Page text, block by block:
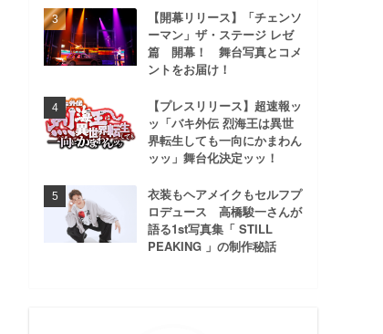
【開幕リリース】「チェンソ
ーマン」ザ・ステージ レゼ
篇 開幕！ 舞台写真とコメ
ントをお届け！
【プレスリリース】超速報ッ
ッ「バキ外伝 烈海王は異世
界転生しても一向にかまわん
ッッ」舞台化決定ッッ！
衣装もヘアメイクもセルフプ
ロデュース 高橋駿一さんが
語る1st写真集「 STILL
PEAKING 」の制作秘話